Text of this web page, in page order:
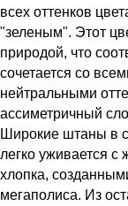
всех оттенков
"зеленым". Этот
природой, что
сочетается со
нейтральными
ассиметричный
Широкие штаны в
легко уживается
хлопка,
мегаполиса. Из